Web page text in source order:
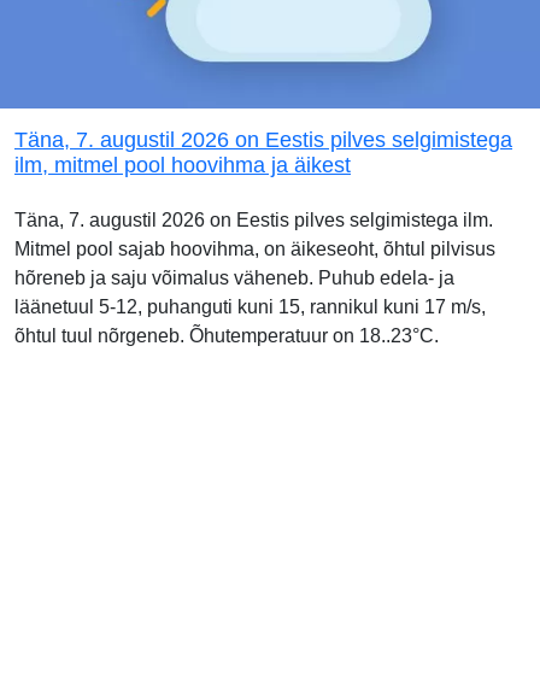
Täna, 7. augustil 2026 on Eestis pilves selgimistega
ilm, mitmel pool hoovihma ja äikest
Täna, 7. augustil 2026 on Eestis pilves selgimistega ilm.
Mitmel pool sajab hoovihma, on äikeseoht, õhtul pilvisus
hõreneb ja saju võimalus väheneb. Puhub edela- ja
läänetuul 5-12, puhanguti kuni 15, rannikul kuni 17 m/s,
õhtul tuul nõrgeneb. Õhutemperatuur on 18..23°C.